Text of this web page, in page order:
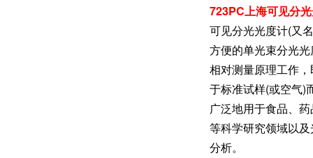
723PC上海可见分
可见分光光度计(又
方便的单光束分光
相对测量原理工作
于标准试样(或空气)
广泛地用于食品、
等科学研究领域以
分析。